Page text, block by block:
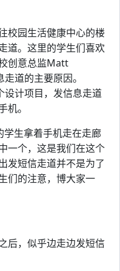
校园生活健康中心的楼
道。这里的学生们喜欢
创意总监Matt
道的主要原因。
计项目，发信息走道
机。
生拿着手机走在走廊
一个，这是我们在这个
发短信走道并不是为了
们的注意，博大家一
后，似乎边走边发短信